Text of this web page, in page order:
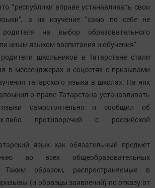
"республики вправе устанавливать свои
языки", а их изучение "само по себе не
на выбор образовательного
иным языком воспитания и обучения".
школьников в Татарстане стали
в мессенджерах и соцсетях с призывами
татарского языка в школах. На них
о праве Татарстана устанавливать
языки самостоятельно и сообщил об
либо противоречий с российской
язык как обязательный предмет
во всех общеобразовательных
образом, распространяемые в
(и образцы заявлений) по отказу от